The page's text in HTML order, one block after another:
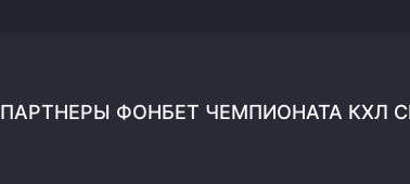
ПАРТНЕРЫ ФОНБЕТ ЧЕМПИОНАТА КХЛ